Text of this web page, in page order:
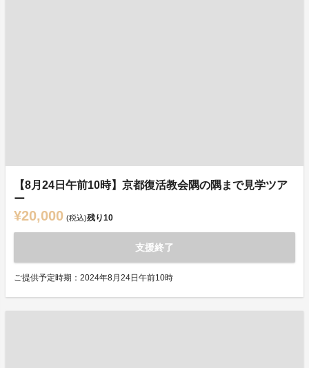
【8月24日午前10時】京都復活教会隅の隅まで見学ツア
ー
¥20,000 (税込)残り10
支援終了
ご提供予定時期：2024年8月24日午前10時